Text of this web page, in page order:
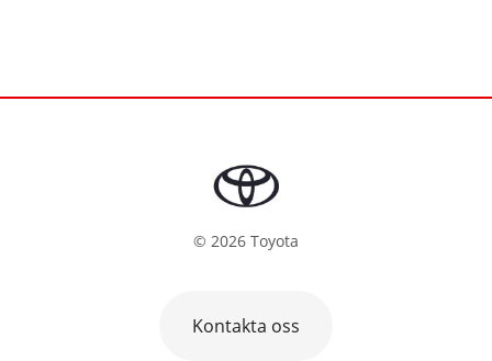
© 2026 Toyota
Kontakta oss